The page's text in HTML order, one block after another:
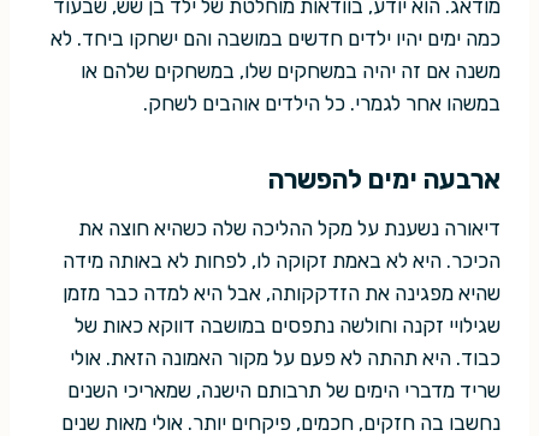
מודאג. הוא יודע, בוודאות מוחלטת של ילד בן שש, שבעוד
כמה ימים יהיו ילדים חדשים במושבה והם ישחקו ביחד. לא
משנה אם זה יהיה במשחקים שלו, במשחקים שלהם או
במשהו אחר לגמרי. כל הילדים אוהבים לשחק.
ארבעה ימים להפשרה
דיאורה נשענת על מקל ההליכה שלה כשהיא חוצה את
הכיכר. היא לא באמת זקוקה לו, לפחות לא באותה מידה
שהיא מפגינה את הזדקקותה, אבל היא למדה כבר מזמן
שגילויי זקנה וחולשה נתפסים במושבה דווקא כאות של
כבוד. היא תהתה לא פעם על מקור האמונה הזאת. אולי
שריד מדברי הימים של תרבותם הישנה, שמאריכי השנים
נחשבו בה חזקים, חכמים, פיקחים יותר. אולי מאות שנים